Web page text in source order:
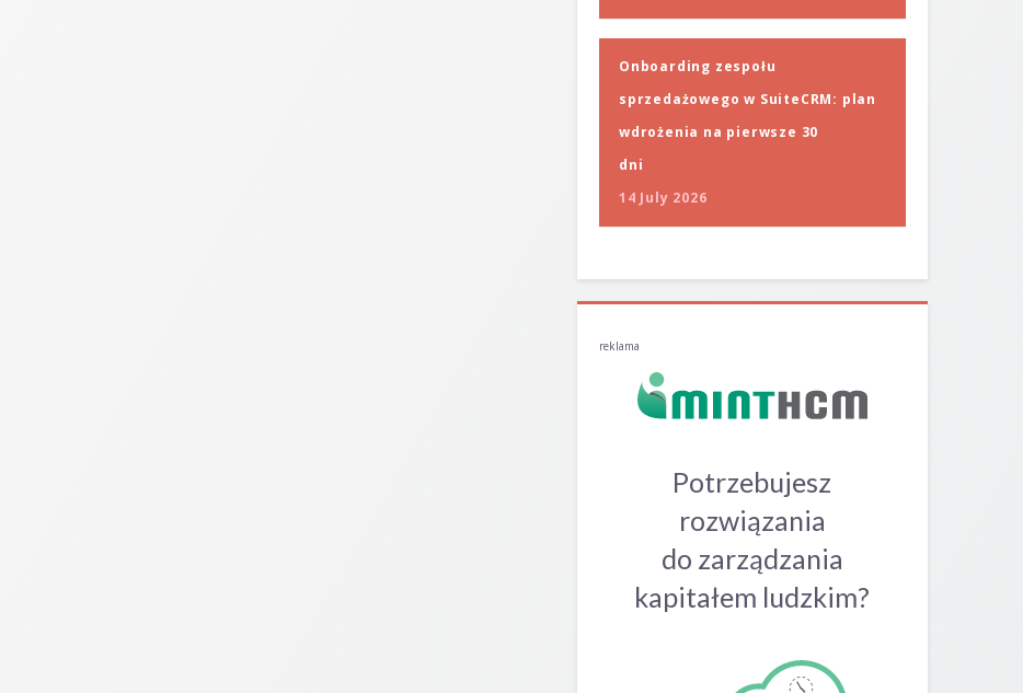
Onboarding zespołu
sprzedażowego w SuiteCRM: plan
wdrożenia na pierwsze 30
dni
14 July 2026
reklama
Potrzebujesz
rozwiązania
do zarządzania
kapitałem ludzkim?